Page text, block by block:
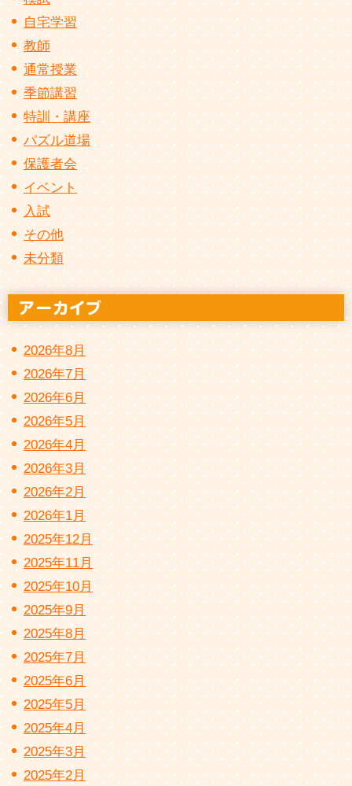
自宅学習
教師
通常授業
季節講習
特訓・講座
パズル道場
保護者会
イベント
入試
その他
未分類
2026年8月
2026年7月
2026年6月
2026年5月
2026年4月
2026年3月
2026年2月
2026年1月
2025年12月
2025年11月
2025年10月
2025年9月
2025年8月
2025年7月
2025年6月
2025年5月
2025年4月
2025年3月
2025年2月